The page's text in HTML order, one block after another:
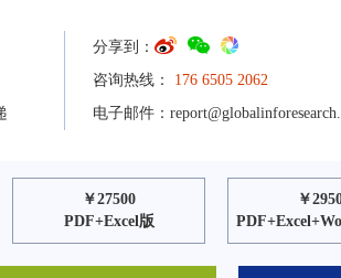
分享到：
咨询热线： 176 6505 2062
电子邮件：
￥27500
PDF+Excel版
￥